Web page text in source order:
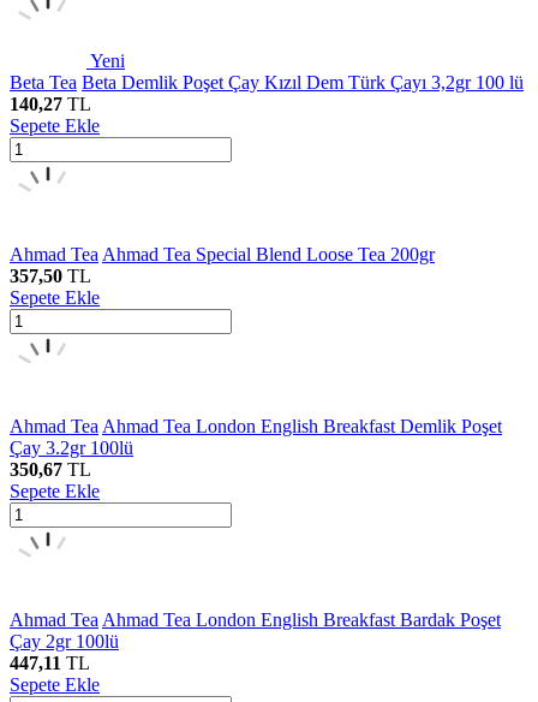
Yeni
Beta Tea Beta Demlik Poşet Çay Kızıl Dem Türk Çayı 3,2gr 100 lü
140,27 TL
Sepete Ekle
Ahmad Tea Ahmad Tea Special Blend Loose Tea 200gr
357,50 TL
Sepete Ekle
Ahmad Tea Ahmad Tea London English Breakfast Demlik Poşet
Çay 3.2gr 100lü
350,67 TL
Sepete Ekle
Ahmad Tea Ahmad Tea London English Breakfast Bardak Poşet
Çay 2gr 100lü
447,11 TL
Sepete Ekle